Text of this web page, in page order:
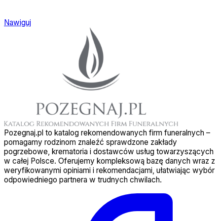
Nawiguj
Pozegnaj.pl to katalog rekomendowanych firm funeralnych –
pomagamy rodzinom znaleźć sprawdzone zakłady
pogrzebowe, krematoria i dostawców usług towarzyszących
w całej Polsce. Oferujemy kompleksową bazę danych wraz z
weryfikowanymi opiniami i rekomendacjami, ułatwiając wybór
odpowiedniego partnera w trudnych chwilach.